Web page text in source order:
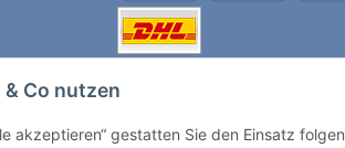
Co nutzen
akzeptieren“ gestatten Sie den Einsatz